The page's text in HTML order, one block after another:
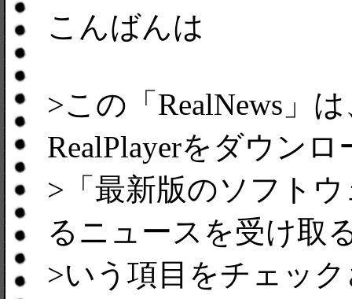
こんばんは
>この「RealNews」
RealPlayerをダウン
>「最新版のソフト
るニュースを受け取
>いう項目をチェッ